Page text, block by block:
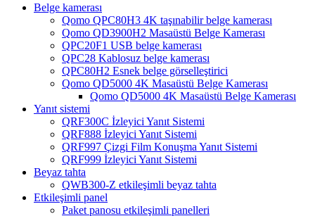
Belge kamerası
Qomo QPC80H3 4K taşınabilir belge kamerası
Qomo QD3900H2 Masaüstü Belge Kamerası
QPC20F1 USB belge kamerası
QPC28 Kablosuz belge kamerası
QPC80H2 Esnek belge görselleştirici
Qomo QD5000 4K Masaüstü Belge Kamerası
Qomo QD5000 4K Masaüstü Belge Kamerası
Yanıt sistemi
QRF300C İzleyici Yanıt Sistemi
QRF888 İzleyici Yanıt Sistemi
QRF997 Çizgi Film Konuşma Yanıt Sistemi
QRF999 İzleyici Yanıt Sistemi
Beyaz tahta
QWB300-Z etkileşimli beyaz tahta
Etkileşimli panel
Paket panosu etkileşimli panelleri